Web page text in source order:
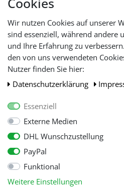
Wir nutzen Cookies auf unserer
sind essenziell, während andere
und Ihre Erfahrung zu
den von uns verwendeten
Nutzer finden Sie hier:
Daten­schutz­erklärung
Essenziell
Externe Medien
DHL Wunschzustellung
PayPal
Funktional
Weitere Einstellungen
Hilfe
Lieferfristen und
Lieferbeschränkung
WIR AKZEPTIEREN